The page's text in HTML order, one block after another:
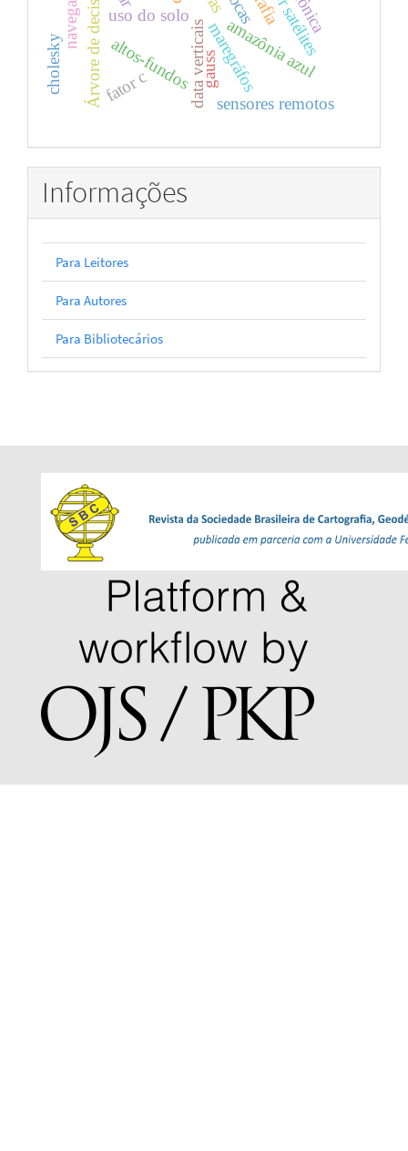
data verticais amazônia azul
uso do solo
Árvore de decisão maregráfos
sensores remotos
altos-fundos
fator c gauss
cholesky
Informações
Para Leitores
Para Autores
Para Bibliotecários